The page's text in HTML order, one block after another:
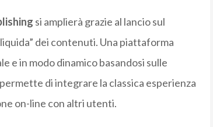
si amplierà grazie al lancio sul
dei contenuti. Una piattaforma
e in modo dinamico basandosi sulle
di integrare la classica esperienza
on-line con altri utenti.